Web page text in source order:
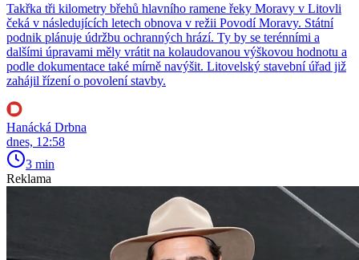
Takřka tři kilometry břehů hlavního ramene řeky Moravy v Litovli
čeká v následujících letech obnova v režii Povodí Moravy. Státní
podnik plánuje údržbu ochranných hrází. Ty by se terénními a
dalšími úpravami měly vrátit na kolaudovanou výškovou hodnotu a
podle dokumentace také mírně navýšit. Litovelský stavební úřad již
zahájil řízení o povolení stavby.
Hanácká Drbna
dnes, 12:58
3 min
Reklama